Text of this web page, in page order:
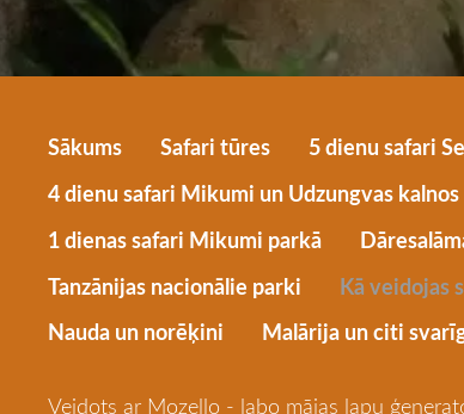
Sākums Safari tūres 5 dienu safari
4 dienu safari Mikumi un Udzungvas kalnos
1 dienas safari Mikumi parkā
Tanzānijas nacionālie parki
Kā veidojas
Nauda un norēķini
Malārija un citi
Veidots ar Mozello - labo mājas lapu